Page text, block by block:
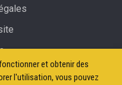
et obtenir des
l'utilisation, vous pouvez
conforme